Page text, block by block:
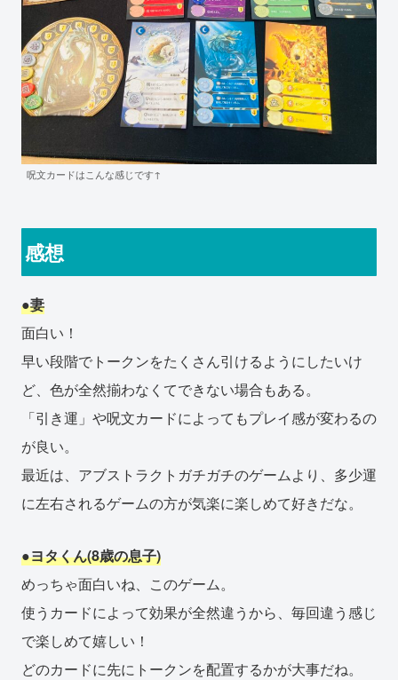
呪文カードはこんな感じです↑
感想
●妻
面白い！
早い段階でトークンをたくさん引けるようにしたいけ
ど、色が全然揃わなくてできない場合もある。
「引き運」や呪文カードによってもプレイ感が変わるの
が良い。
最近は、アブストラクトガチガチのゲームより、多少運
に左右されるゲームの方が気楽に楽しめて好きだな。
●ヨタくん(8歳の息子)
めっちゃ面白いね、このゲーム。
使うカードによって効果が全然違うから、毎回違う感じ
で楽しめて嬉しい！
どのカードに先にトークンを配置するかが大事だね。